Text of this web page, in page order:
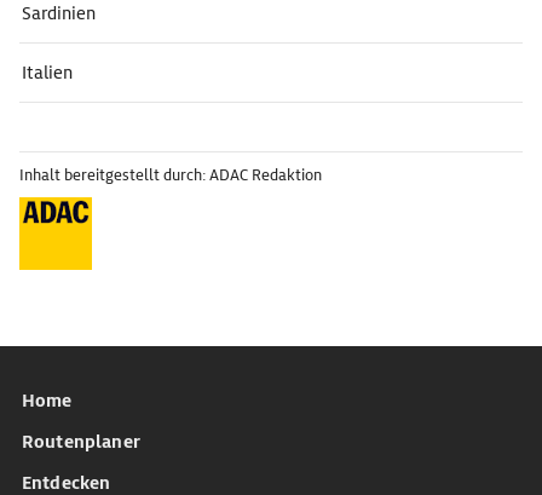
Sardinien
Italien
Inhalt bereitgestellt durch: ADAC Redaktion
Home
Routenplaner
Entdecken